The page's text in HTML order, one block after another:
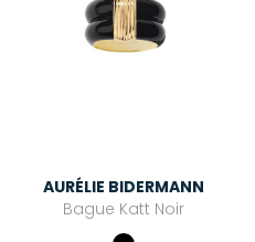
AURÉLIE BIDERMANN
Bague Katt Noir